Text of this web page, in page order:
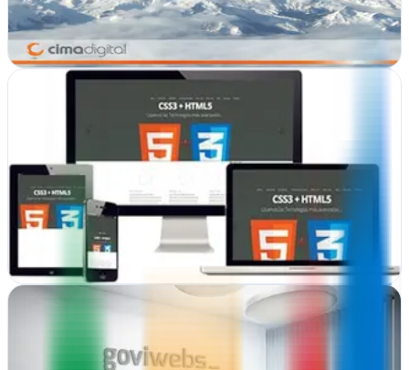
webs que convierten. SEO, diseño web y estrategia digital a medida
Ver fichacompleta
Diseño web en Logroño que transforma ideas en sitios funcionales
y atractivos. Disecor crea presencia digital sólida para empresas
riojanas
Ver fichacompleta
Goviwebs Desarrollo Web, Agencia SEO y
Marketing Online | Alfaro - Tudela